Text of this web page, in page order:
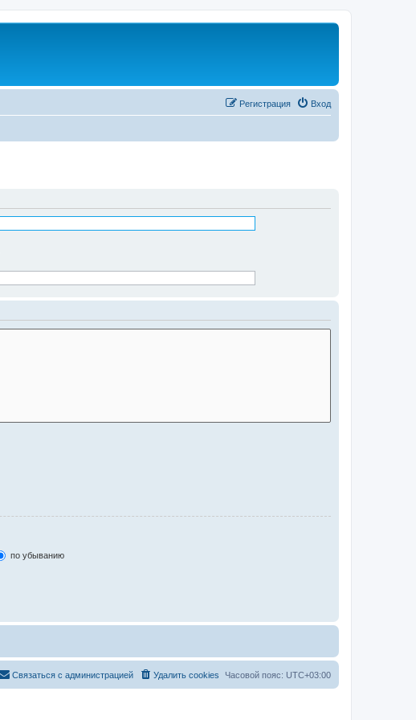
Вход
Регистрация
по убыванию
Часовой пояс: UTC+03:00
Удалить cookies
Связаться с администрацией